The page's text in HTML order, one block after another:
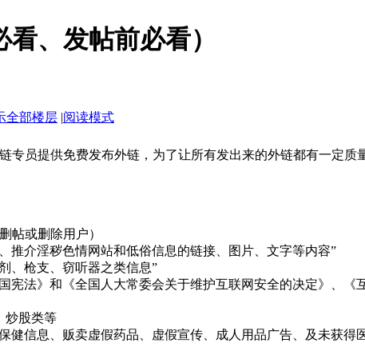
、发帖前必看）
全部楼层 |阅读模式
专员提供免费发布外链，为了让所有发出来的外链都有一定
帖或删除用户）
推介淫秽色情网站和低俗信息的链接、图片、文字等内容”
、枪支、窃听器之类信息”
宪法》和《全国人大常委会关于维护互联网安全的决定》、
炒股类等
健信息、贩卖虚假药品、虚假宣传、成人用品广告、及未获得